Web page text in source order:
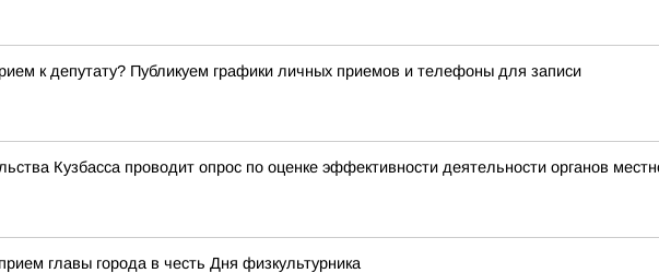
к депутату? Публикуем графики личных приемов и телефоны для записи
Кузбасса проводит опрос по оценке эффективности деятельности органов
главы города в честь Дня физкультурника